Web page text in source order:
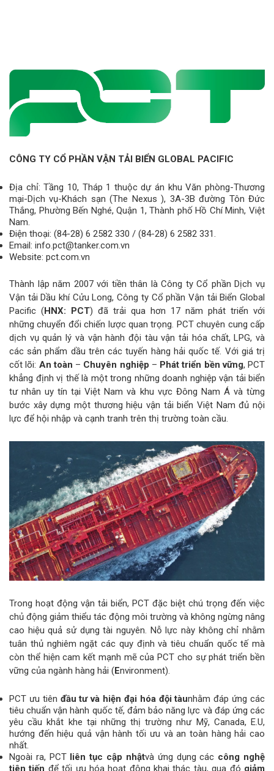
CÔNG TY CỔ PHẦN VẬN TẢI BIỂN GLOBAL PACIFIC
Địa chỉ: Tầng 10, Tháp 1 thuộc dự án khu Văn phòng-Thương
mại-Dịch vụ-Khách sạn (The Nexus ), 3A-3B đường Tôn Đức
Thắng, Phường Bến Nghé, Quận 1, Thành phố Hồ Chí Minh, Việt
Nam.
Điện thoại: (84-28) 6 2582 330 / (84-28) 6 2582 331.
Email: info.pct@tanker.com.vn
Website: pct.com.vn
Thành lập năm 2007 với tiền thân là Công ty Cổ phần Dịch vụ
Vận tải Dầu khí Cửu Long, Công ty Cổ phần Vận tải Biển Global
Pacific (HNX: PCT) đã trải qua hơn 17 năm phát triển với
những chuyển đổi chiến lược quan trọng. PCT chuyên cung cấp
dịch vụ quản lý và vận hành đội tàu vận tải hóa chất, LPG, và
các sản phẩm dầu trên các tuyến hàng hải quốc tế. Với giá trị
cốt lõi: An toàn – Chuyên nghiệp – Phát triển bền vững, PCT
khẳng định vị thế là một trong những doanh nghiệp vận tải biển
tư nhân uy tín tại Việt Nam và khu vực Đông Nam Á và từng
bước xây dựng một thương hiệu vận tải biển Việt Nam đủ nội
lực để hội nhập và cạnh tranh trên thị trường toàn cầu.
Trong hoạt động vận tải biển, PCT đặc biệt chú trọng đến việc
chủ động giảm thiểu tác động môi trường và không ngừng nâng
cao hiệu quả sử dụng tài nguyên. Nỗ lực này không chỉ nhằm
tuân thủ nghiêm ngặt các quy định và tiêu chuẩn quốc tế mà
còn thể hiện cam kết mạnh mẽ của PCT cho sự phát triển bền
vững của ngành hàng hải (Environment).
PCT ưu tiên đầu tư và hiện đại hóa đội tàunhằm đáp ứng các
tiêu chuẩn vận hành quốc tế, đảm bảo năng lực và đáp ứng các
yêu cầu khắt khe tại những thị trường như Mỹ, Canada, E.U,
hướng đến hiệu quả vận hành tối ưu và an toàn hàng hải cao
nhất.
Ngoài ra, PCT liên tục cập nhậtvà ứng dụng các công nghệ